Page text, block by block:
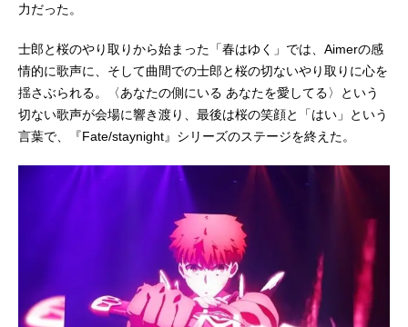
力だった。
士郎と桜のやり取りから始まった「春はゆく」では、Aimerの感
情的に歌声に、そして曲間での士郎と桜の切ないやり取りに心を
揺さぶられる。〈あなたの側にいる あなたを愛してる〉という
切ない歌声が会場に響き渡り、最後は桜の笑顔と「はい」という
言葉で、『Fate/staynight』シリーズのステージを終えた。